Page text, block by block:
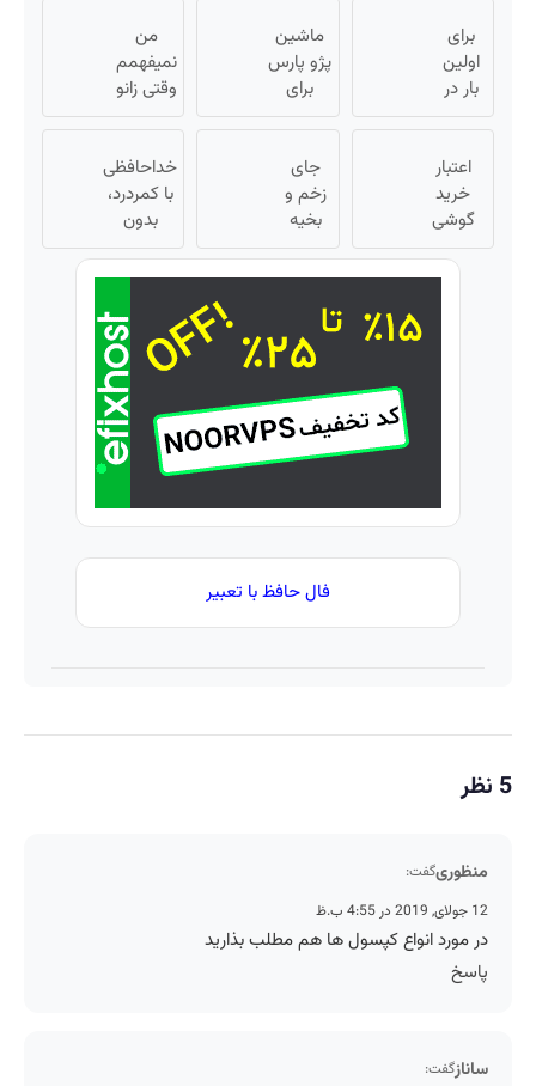
پزشکی
با پک
سفید
کننده
فروشگاهت
رو ثبت کن
برای
اولین
بار در
ایران
این
دکتر
کرم
ترمیم
کننده
ماشین
پژو پارس
برای
فروش
اینجا
سریع
بفروشش
من
نمیفهمم
وقتی زانو
درد
داره، چرا
دردش
رو داری
تحمل
میکنی؟❗
اعتبار
خرید
گوشی
بگیر 📱
همین
درخواست
جای
زخم و
بخیه
داری؟؟
3
محوش
کن!
خداحافظی
با کمردرد،
بدون
قرص و
آمپول
فال حافظ با تعبیر
5 نظر
منظوریگفت:
12 جولای, 2019 در 4:55 ب.ظ
در مورد انواع کپسول ها هم مطلب بذارید
پاسخ
سانازگفت: